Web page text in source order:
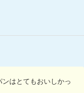
はとてもおいしかっ